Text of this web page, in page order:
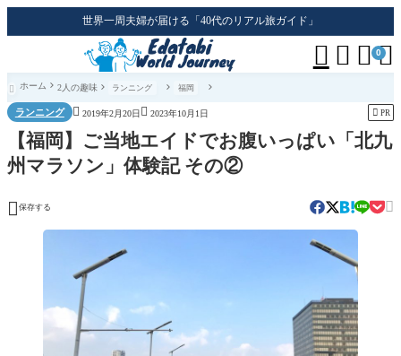
世界一周夫婦が届ける「40代のリアル旅ガイド」
   0
 ホーム 2人の趣味 ランニング 福岡
ランニング  2019年2月20日  2023年10月1日  PR
【福岡】ご当地エイドでお腹いっぱい「北九
州マラソン」体験記 その②
 保存する 